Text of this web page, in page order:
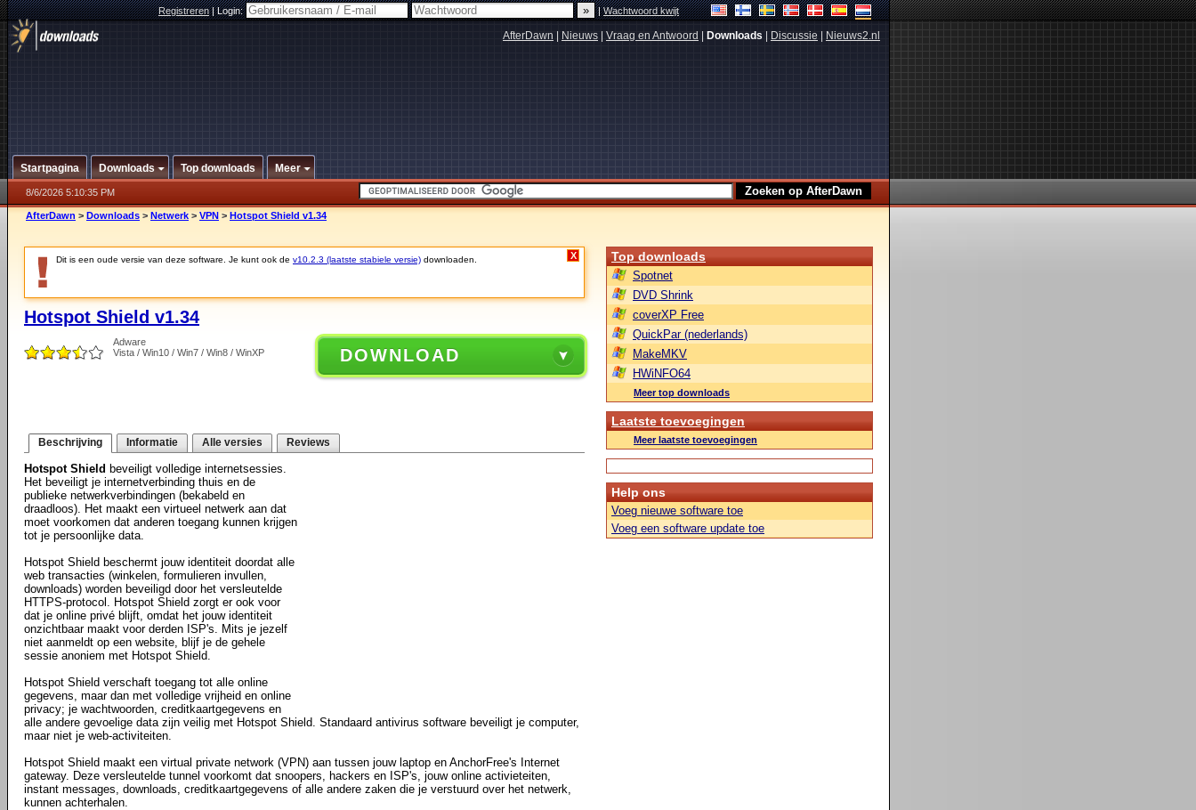
Registreren|Login: |Wachtwoord kwijt
AfterDawn Nieuws Vraag en Antwoord Downloads Discussie Nieuws2.nl
Startpagina Downloads Top downloads Meer
8/6/2026 5:10:35 PM
AfterDawn > Downloads > Netwerk > VPN > Hotspot Shield v1.34
Dit is een oude versie van deze software. Je kunt ook de v10.2.3 (laatste stabiele versie) downloaden. X
Hotspot Shield v1.34
Adware
Vista / Win10 / Win7 / Win8 / WinXP
DOWNLOAD
Beschrijving Informatie Alle versies Reviews
Hotspot Shield beveiligt volledige internetsessies.
Het beveiligt je internetverbinding thuis en de
publieke netwerkverbindingen (bekabeld en
draadloos). Het maakt een virtueel netwerk aan dat
moet voorkomen dat anderen toegang kunnen krijgen
tot je persoonlijke data.
Hotspot Shield beschermt jouw identiteit doordat alle
web transacties (winkelen, formulieren invullen,
downloads) worden beveiligd door het versleutelde
HTTPS-protocol. Hotspot Shield zorgt er ook voor
dat je online privé blijft, omdat het jouw identiteit
onzichtbaar maakt voor derden ISP's. Mits je jezelf
niet aanmeldt op een website, blijf je de gehele
sessie anoniem met Hotspot Shield.
Hotspot Shield verschaft toegang tot alle online
gegevens, maar dan met volledige vrijheid en online
privacy; je wachtwoorden, creditkaartgegevens en
alle andere gevoelige data zijn veilig met Hotspot Shield. Standaard antivirus software beveiligt je computer,
maar niet je web-activiteiten.
Hotspot Shield maakt een virtual private network (VPN) aan tussen jouw laptop en AnchorFree's Internet
gateway. Deze versleutelde tunnel voorkomt dat snoopers, hackers en ISP's, jouw online activieteiten,
instant messages, downloads, creditkaartgegevens of alle andere zaken die je verstuurd over het netwerk,
kunnen achterhalen.
Top downloads
Spotnet
DVD Shrink
coverXP Free
QuickPar (nederlands)
MakeMKV
HWiNFO64
Meer top downloads
Laatste toevoegingen
Meer laatste toevoegingen
Help ons
Voeg nieuwe software toe
Voeg een software update toe